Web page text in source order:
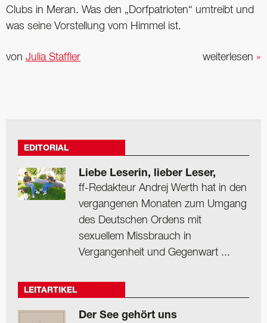
Clubs in Meran. Was den „Dorfpatrioten“ umtreibt und
was seine Vorstellung vom Himmel ist.
weiterlesen »
von Julia Staffler
EDITORIAL
Liebe Leserin, lieber Leser,
ff-Redakteur Andrej Werth hat in den
vergangenen Monaten zum Umgang
des Deutschen Ordens mit
sexuellem Missbrauch in
Vergangenheit und Gegenwart ...
LEITARTIKEL
Der See gehört uns